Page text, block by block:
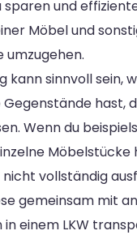
sparen und
Möbel und
umzugehen.
kann sinnvoll sein,
hast,
Wenn du
Möbelstücke
nicht vollständig
gemeinsam mit
einem LKW